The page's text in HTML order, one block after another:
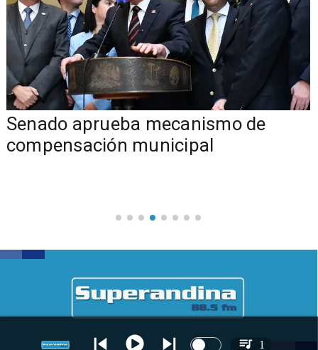
Senado aprueba mecanismo de
compensación municipal
1